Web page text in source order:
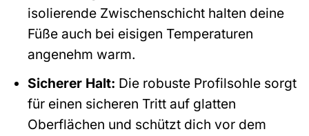
isolierende Zwischenschicht halten deine
Füße auch bei eisigen Temperaturen
angenehm warm.
Sicherer Halt: Die robuste Profilsohle sorgt
für einen sicheren Tritt auf glatten
Oberflächen und schützt dich vor dem